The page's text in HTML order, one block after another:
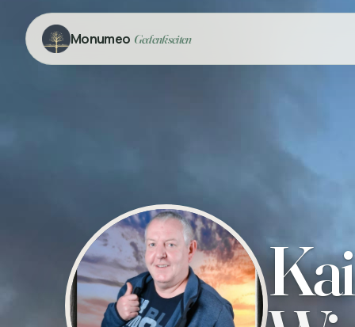
Monumeo Gedenkseiten
Kai